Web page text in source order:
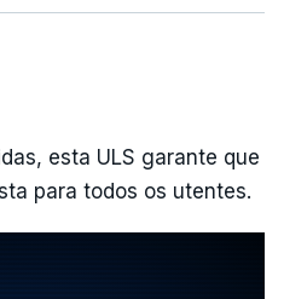
esta ULS garante que
para todos os utentes.